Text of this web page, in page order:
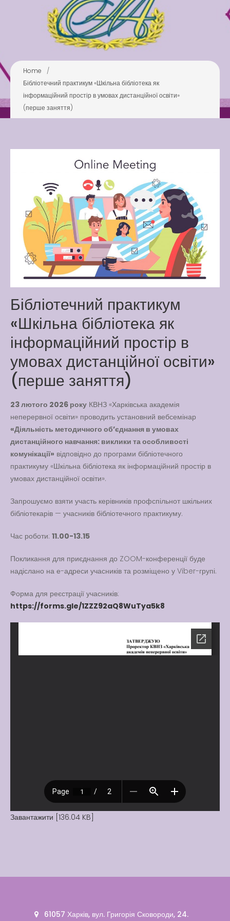
Pool
Play is Our Brain’s Favorite
Way
Kiddie
Latter match class
Swimming Lessons at New
Pool
Play is Our Brain’s Favorite
Way
Latter match class
New Friends Everyday at
Kiddie
Вакансії
інформація
Home
/
Бібліотечний практикум «Шкільна бібліотека як
інформаційний простір в умовах дистанційної освіти»
(перше заняття)
Бібліотечний практикум
«Шкільна бібліотека як
інформаційний простір в
умовах дистанційної освіти»
(перше заняття)
23 лютого 2026 року КВНЗ «Харківська академія
неперервної освіти» проводить установний вебсемінар
«Діяльність методичного об’єднання в умовах
дистанційного навчання: виклики та особливості
комунікації» відповідно до програми бібліотечного
практикуму «Шкільна бібліотека як інформаційний простір в
умовах дистанційної освіти».
Запрошуємо взяти участь керівників профспільнот шкільних
бібліотекарів — учасників бібліотечного практикуму.
Час роботи: 11.00-13.15
Покликання для приєднання до ZOOM-конференції буде
надіслано на е-адреси учасників та розміщено у Viber-групі.
Форма для реєстрації учасників:
https://forms.gle/1ZZZ92aQ8WuTya5k8
Завантажити [136.04 KB]
61057 Харків, вул. Григорія Сковороди, 24.